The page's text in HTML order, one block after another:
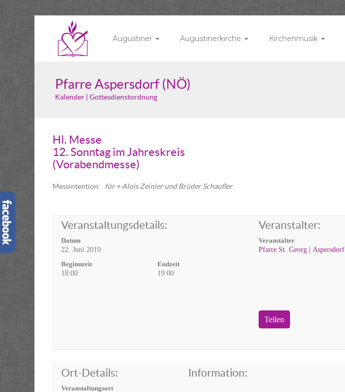
Augustiner Augustinerkirche Kirchenmusik
Pfarre Aspersdorf (NÖ)
Kalender | Gottesdienstordnung
Hl. Messe
12. Sonntag im Jahreskreis
(Vorabendmesse)
Messintention: für + Alois Zeinler und Brüder Schaufler
Veranstaltungsdetails:
Datum
22. Juni 2019
Beginnzeit
18:00
Endzeit
19:00
Veranstalter:
Veranstalter
Pfarre St. Georg | Aspersdorf
Teilen
Ort-Details:
Veranstaltungsort
Information: